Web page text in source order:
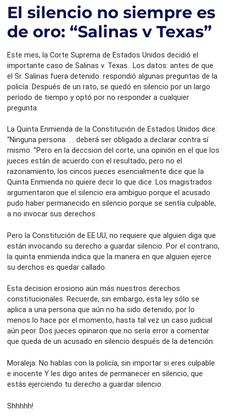
El silencio no siempre es
de oro: “Salinas v Texas”
Este mes, la Corte Suprema de Estados Unidos decidió el
importante caso de Salinas v. Texas.. Los datos: antes de que
el Sr. Salinas fuera detenido. respondió algunas preguntas de la
policía. Después de un rato, se quedó en silencio por un largo
período de tiempo y optó por no responder a cualquier
pregunta.
La Quinta Enmienda de la Constitución de Estados Unidos dice:
“Ninguna persona. . . deberá ser obligado a declarar contra sí
mismo. ”Pero en la deccsion del corte, una opinión en el que los
jueces están de acuerdo con el resultado, pero no el
razonamiento, los cincos jueces esencialmente dice que la
Quinta Enmienda no quiere decir lo que dice. Los magistrados
argumentaron que el silencio era ambiguo porque el acusado
pudo haber permanecido en silencio porque se sentía culpable,
a no invocar sus derechos.
Pero la Constitución de EE.UU, no requiere que alguien diga que
están invocando su derecho a guardar silencio. Por el contrario,
la quinta enmienda indica que la manera en que alguien ejerce
su derchos es quedar callado.
Esta decision erosiono aún más nuestros derechos
constitucionales. Recuerde, sin embargo, esta ley sólo se
aplica a una persona que aún no ha sido detenido, por lo
menos lo hace por el momento, hasta tal vez un caso judicial
aún peor. Dos jueces opinaron que no sería error a comentar
que queda de un acusado en silencio después de la detención.
Moraleja: No hablas con la policía, sin importar si eres culpable
e inocente Y les digo antes de permanecer en silencio, que
estás ejerciendo tu derecho a guardar silencio.
Shhhhh!